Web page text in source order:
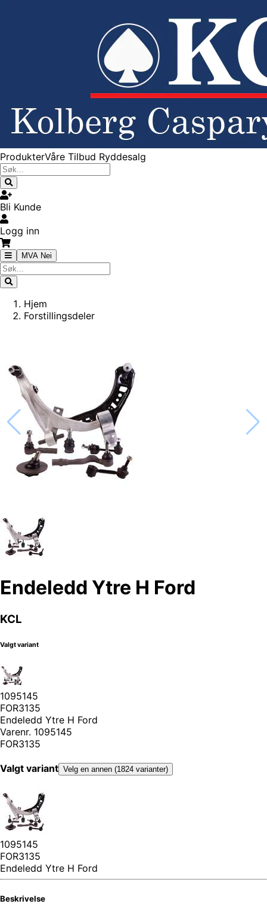
ProdukterVåre Tilbud Ryddesalg
Bli Kunde
Logg inn
MVA Nei
Hjem
Forstillingsdeler
Endeledd Ytre H Ford
KCL
Valgt variant
1095145
FOR3135
Endeledd Ytre H Ford
Varenr. 1095145
FOR3135
Valgt variant Velg en annen (1824 varianter)
1095145
FOR3135
Endeledd Ytre H Ford
Beskrivelse